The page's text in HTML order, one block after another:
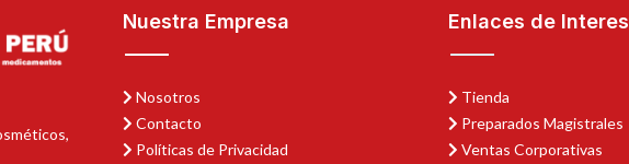
Nuestra Empresa
Nosotros
Contacto
Políticas de Privacidad
Enlaces de Interes
Tienda
Preparados Magistrales
Ventas Corporativas